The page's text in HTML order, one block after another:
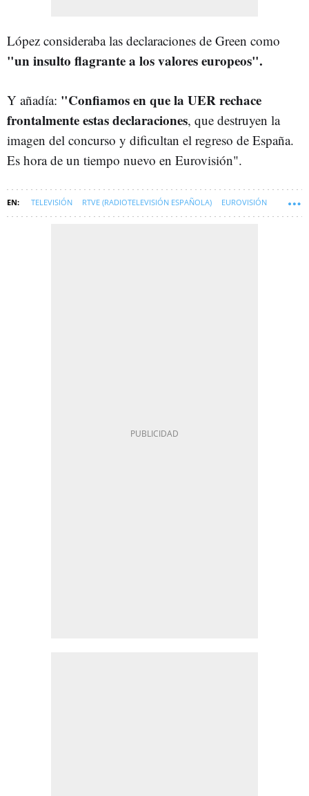
López consideraba las declaraciones de Green como
"un insulto flagrante a los valores europeos".
Y añadía: "Confiamos en que la UER rechace
frontalmente estas declaraciones, que destruyen la
imagen del concurso y dificultan el regreso de España.
Es hora de un tiempo nuevo en Eurovisión".
TELEVISIÓN RTVE (RADIOTELEVISIÓN ESPAÑOLA) EUROVISIÓN